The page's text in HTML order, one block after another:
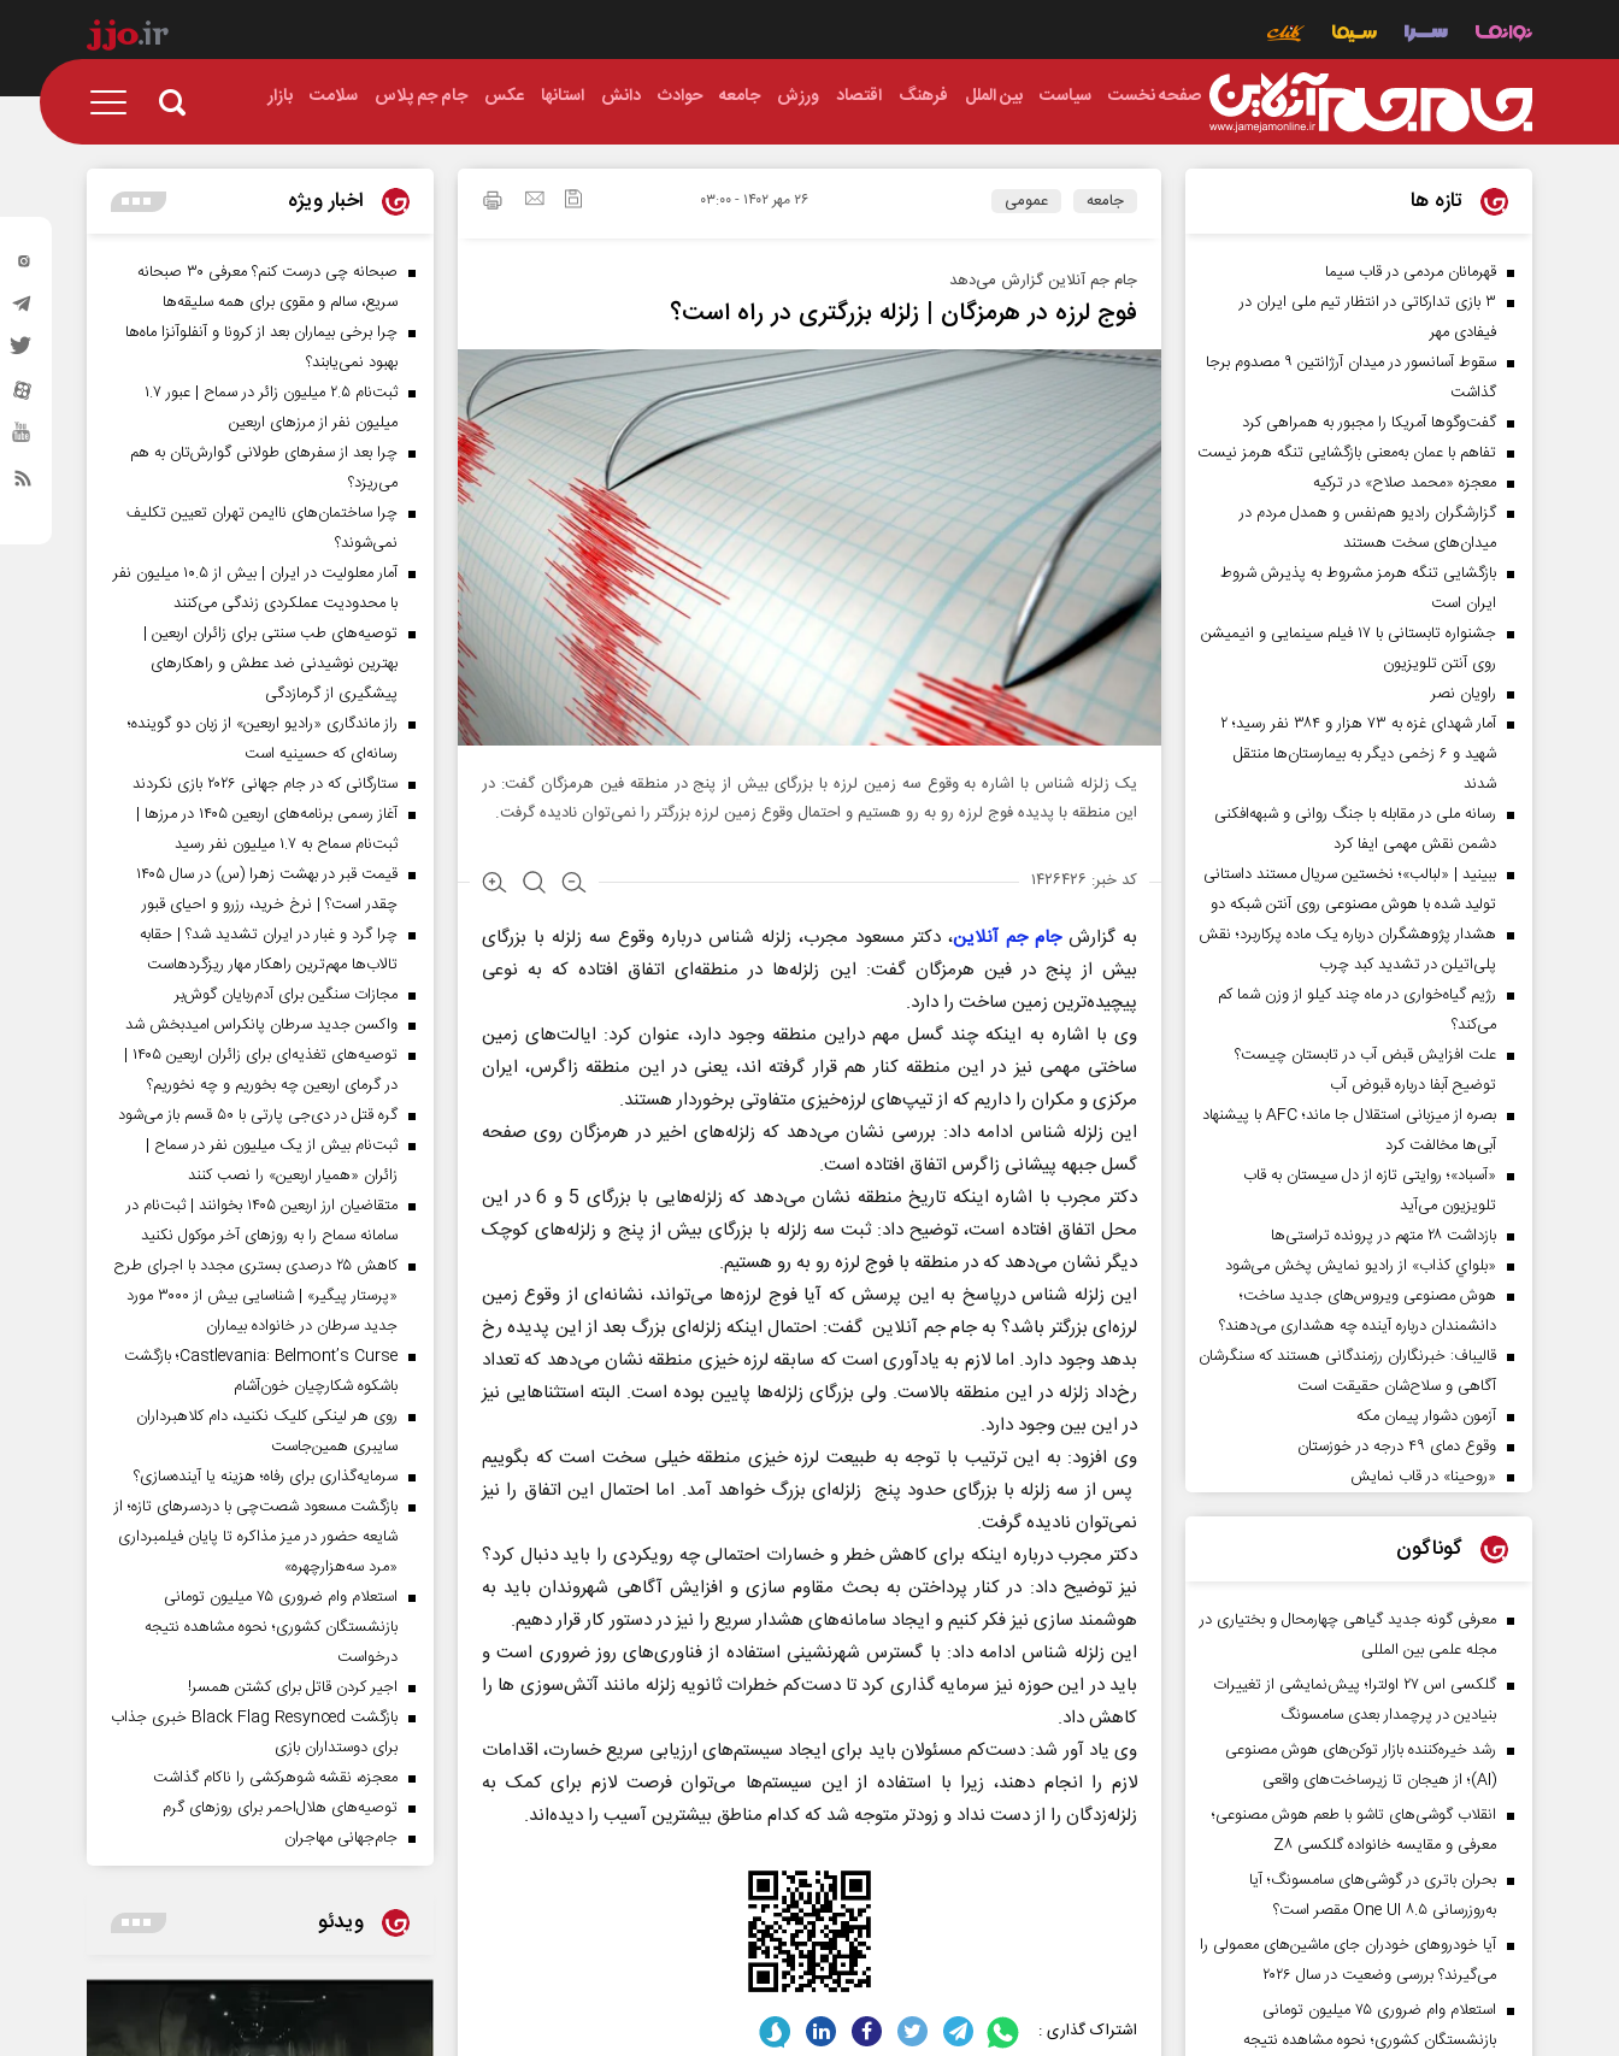
صفحه نخست سیاست بین الملل فرهنگ اقتصاد ورزش جامعه حوادث دانش استانها عکس جام جم پلاس سلامت بازار
جامعه عمومی ۲۶ مهر ۱۴۰۲ - ۰۳:۰۰
جام جم آنلاین گزارش می‌دهد
فوج لرزه در هرمزگان | زلزله بزرگتری در راه است؟
یک زلزله شناس با اشاره به وقوع سه زمین لرزه با بزرگای بیش از پنج در منطقه فین هرمزگان گفت: در
این منطقه با پدیده فوج لرزه رو به رو هستیم و احتمال وقوع زمین لرزه بزرگتر را نمی‌توان نادیده گرفت.
کد خبر: ۱۴۲۶۴۲۶
به گزارشجام جم آنلاین، دکتر مسعود مجرب، زلزله شناس درباره وقوع سه زلزله با بزرگای
بیش از پنج در فین هرمزگان گفت:‌ این زلزله‌ها در منطقه‌ای اتفاق افتاده که به نوعی
پیچیده‌ترین زمین ساخت را دارد.
وی با اشاره به اینکه چند گسل مهم دراین منطقه وجود دارد، عنوان کرد: ایالت‌های زمین
ساختی مهمی نیز در این منطقه کنار هم قرار گرفته اند، یعنی در این منطقه زاگرس، ایران
مرکزی و مکران را داریم که از تیپ‌های لرزه‌خیزی متفاوتی برخوردار هستند.
این زلزله‌ شناس ادامه‌ داد: بررسی نشان می‌دهد که‌ زلزله‌های اخیر در هرمزگان روی صفحه
گسل جبهه پیشانی زاگرس اتفاق افتاده است.
دکتر مجرب با اشاره اینکه تاریخ منطقه نشان می‌دهد که زلزله‌هایی با بزرگای 5 و 6 در این
محل اتفاق افتاده است، توضیح داد: ثبت سه زلزله با بزرگای بیش از پنج و زلزله‌های کوچک
دیگر نشان می‌دهد که در منطقه با فوج لرزه رو به رو هستیم.
این زلزله‌ شناس درپاسخ به این پرسش که آیا فوج‌ لرزه‌ها می‌تواند، نشانه‌ای از وقوع زمین
لرزه‌ای بزرگتر باشد؟ به جام جم آنلاین گفت:‌ احتمال اینکه زلزله‌ای بزرگ بعد از این پدیده رخ
بدهد وجود دارد. اما لازم به یادآوری است که سابقه لرزه‌ خیزی منطقه نشان می‌دهد که تعداد
رخ‌داد زلزله‌‌ در این منطقه بالاست. ولی بزرگای زلزله‌ها پایین بوده است. البته استثناهایی نیز
در این بین ‌وجود دارد.
وی افزود: به این ترتیب با توجه به طبیعت لرزه‌ خیزی منطقه خیلی سخت است که بگوییم
پس از سه زلزله با بزرگای ‌حدود پنج ‌ زلزله‌ای بزرگ خواهد آمد. اما احتمال این اتفاق را نیز
نمی‌توان نادیده گرفت.
‌‌دکتر مجرب درباره اینکه برای کاهش خطر و خسارات احتمالی چه رویکردی را باید دنبال کرد؟
نیز توضیح داد:‌ در کنار پرداختن به بحث مقاوم سازی و افزایش آگاهی شهروندان باید به
هوشمند سازی نیز فکر کنیم و ایجاد سامانه‌های هشدار سریع را نیز در دستور کار قرار دهیم‌.
این زلزله شناس ادامه داد: با گسترس شهرنشینی استفاده از فناوری‌های روز ضروری است و
باید در این حوزه نیز سرمایه ‌گذاری کرد تا دست‌کم خطرات ثانویه زلزله مانند آتش‌سوزی ها را
کاهش داد.
‌‌وی یاد آور شد: دست‌کم مسئولان باید برای ایجاد سیستم‌های ارزیابی سریع خسارت، اقدامات
لازم را انجام دهند، زیرا با استفاده از این سیستم‌ها می‌توان‌ فرصت لازم برای کمک به
زلزله‌زدگان را از دست نداد و زودتر متوجه شد که کدام مناطق بیشترین آسیب را دیده‌اند.‌
اشتراک گذاری :
تازه ها
قهرمانان مردمی در قاب سیما
۳ بازی تدارکاتی در انتظار تیم ملی ایران در
فیفادی مهر
سقوط آسانسور در میدان آرژانتین ۹ مصدوم برجا
گذاشت
گفت‌وگوها آمریکا را مجبور به همراهی کرد
تفاهم با عمان به‌معنی بازگشایی تنگه هرمز نیست
معجزه «محمد صلاح» در ترکیه
گزارشگران رادیو هم‌نفس و همدل مردم در
میدان‌های سخت هستند
بازگشایی تنگه هرمز مشروط به پذیرش شروط
ایران است
جشنواره تابستانی با ۱۷ فیلم سینمایی و انیمیشن
روی آنتن تلویزیون
راویان نصر
آمار شهدای غزه به ۷۳ هزار و ۳۸۴ نفر رسید؛ ۲
شهید و ۶ زخمی دیگر به بیمارستان‌ها منتقل
شدند
رسانه ملی در مقابله با جنگ روانی و شبهه‌افکنی
دشمن نقش مهمی ایفا کرد
ببینید | «لبالب»؛ نخستین سریال مستند داستانی
تولید شده با هوش مصنوعی روی آنتن شبکه دو
هشدار پژوهشگران درباره یک ماده پرکاربرد؛ نقش
پلی‌اتیلن در تشدید کبد چرب
رژیم گیاه‌خواری در ماه چند کیلو از وزن شما کم
می‌کند؟
علت افزایش قبض آب در تابستان چیست؟
توضیح آبفا درباره قبوض آب
بصره از میزبانی استقلال جا ماند؛ AFC با پیشنهاد
آبی‌ها مخالفت کرد
«آسباد»؛ روایتی تازه از دل سیستان به قاب
تلویزیون می‌آید
بازداشت ۲۸ متهم در پرونده تراستی‌ها
«بلواي کذاب» از رادیو نمایش پخش می‌شود
هوش مصنوعی ویروس‌های جدید ساخت؛
دانشمندان درباره آینده چه هشداری می‌دهند؟
قالیباف: خبرنگاران رزمندگانی هستند که سنگرشان
آگاهی و سلاح‌شان حقیقت است
آزمون دشوار پیمان مکه
وقوع دمای ۴۹ درجه در خوزستان
«روحینا» در قاب نمایش
گوناگون
معرفی گونه جدید گیاهی چهارمحال و بختیاری در
مجله علمی بین المللی
گلکسی اس ۲۷ اولترا؛ پیش‌نمایشی از تغییرات
بنیادین در پرچمدار بعدی سامسونگ
رشد خیره‌کننده بازار توکن‌های هوش مصنوعی
(AI)؛ از هیجان تا زیرساخت‌های واقعی
انقلاب گوشی‌های تاشو‌ با طعم هوش مصنوعی؛
معرفی و مقایسه خانواده گلکسی Z۸
بحران باتری در گوشی‌های سامسونگ؛ آیا
به‌روزرسانی One UI ۸.۵ مقصر است؟
آیا خودروهای خودران جای ماشین‌های معمولی را
می‌گیرند؟ بررسی وضعیت در سال ۲۰۲۶
استعلام وام ضروری ۷۵ میلیون تومانی
بازنشستگان کشوری؛ نحوه مشاهده نتیجه
اخبار ویژه
صبحانه چی درست کنم؟ معرفی ۳۰ صبحانه
سریع، سالم و مقوی برای همه سلیقه‌ها
چرا برخی بیماران بعد از کرونا و آنفلوآنزا ماه‌ها
بهبود نمی‌یابند؟
ثبت‌نام ۲.۵ میلیون زائر در سماح | عبور ۱.۷
میلیون نفر از مرز‌های اربعین
چرا بعد از سفرهای طولانی گوارش‌تان به هم
می‌ریزد؟
چرا ساختمان‌های ناایمن تهران تعیین تکلیف
نمی‌شوند؟
آمار معلولیت در ایران | بیش از ۱۰.۵ میلیون نفر
با محدودیت عملکردی زندگی می‌کنند
توصیه‌های طب سنتی برای زائران اربعین |
بهترین نوشیدنی ضد عطش و راهکارهای
پیشگیری از گرمازدگی
راز ماندگاری «رادیو اربعین» از زبان دو گوینده؛
رسانه‌ای که حسینیه است
ستارگانی که در جام جهانی ۲۰۲۶ بازی نکردند
آغاز رسمی برنامه‌های اربعین ۱۴۰۵ در مرز‌ها |
ثبت‌نام سماح به ۱.۷ میلیون نفر رسید
قیمت قبر در بهشت زهرا (س) در سال ۱۴۰۵
چقدر است؟ | نرخ خرید، رزرو و احیای قبور
چرا گرد و غبار در ایران تشدید شد؟ | حقابه
تالاب‌ها مهم‌ترین راهکار مهار ریزگردهاست
مجازات سنگین برای آدم‌ربایان گوش‌بر
واکسن جدید سرطان پانکراس امیدبخش شد
توصیه‌های تغذیه‌ای برای زائران اربعین ۱۴۰۵ |
در گرمای اربعین چه بخوریم و چه نخوریم؟
گره قتل در دی‌جی پارتی با ۵۰ قسم باز می‌شود
ثبت‌نام بیش از یک میلیون نفر در سماح |
زائران «همیار اربعین» را نصب کنند
متقاضیان ارز اربعین ۱۴۰۵ بخوانند | ثبت‌نام در
سامانه سماح را به روز‌های آخر موکول نکنید
کاهش ۲۵ درصدی بستری مجدد با اجرای طرح
«پرستار پیگیر» | شناسایی بیش از ۳۰۰۰ مورد
جدید سرطان در خانواده بیماران
Castlevania: Belmont’s Curse؛ بازگشت
باشکوه شکارچیان خون‌آشام
روی هر لینکی کلیک نکنید، دام کلاهبرداران
سایبری همین‌جاست
سرمایه‌گذاری برای رفاه؛ هزینه یا آینده‌سازی؟
بازگشت مسعود شصت‌چی با دردسر‌های تازه؛ از
شایعه حضور در میز مذاکره تا پایان فیلمبرداری
«مرد سه‌هزارچهره»
استعلام وام ضروری ۷۵ میلیون تومانی
بازنشستگان کشوری؛ نحوه مشاهده نتیجه
درخواست
اجیر کردن قاتل برای کشتن همسر!
بازگشت Black Flag Resynced خبری جذاب
برای دوستداران بازی
معجزه، نقشه شوهرکشی را ناکام گذاشت
توصیه‌های هلال‌احمر برای روز‌های گرم
جام‌جهانی مهاجران
ویدئو